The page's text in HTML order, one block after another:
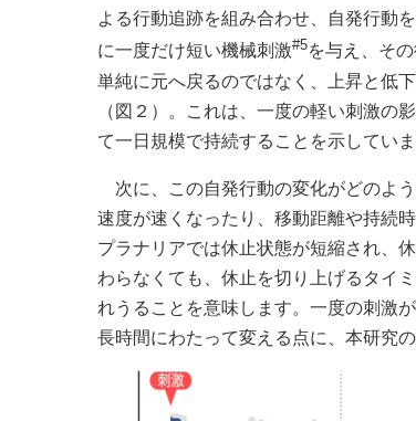
よる行動追跡を組み合わせ、自発行動
に一度だけ短い機械刺激#5を与え、そ
単純に元へ戻るのではなく、上昇と低
（図２）。これは、一度の軽い刺激の
て一日規模で持続することを示していま
次に、この自発行動の変化がどのよ
速度が速くなったり、移動距離や持続
プラナリアでは休止状態が短縮され、
わらなくても、休止を切り上げるタイ
れうることを意味します。一度の刺激
長時間にわたって変える点に、本研究の